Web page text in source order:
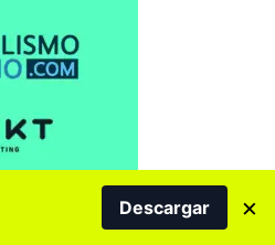
Descargar ×